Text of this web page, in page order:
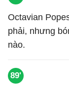
Octavian
phải, nhưng
nào.
89'